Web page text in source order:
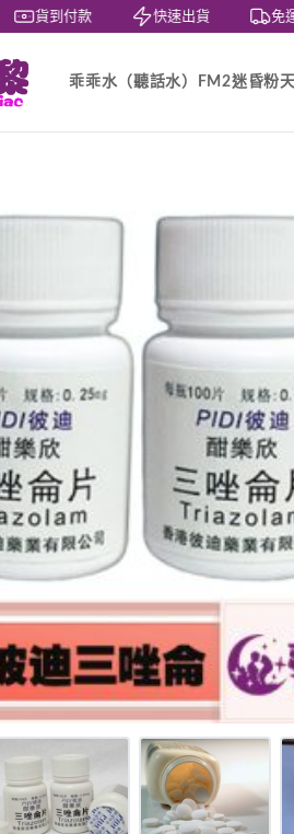
貨到付款 快速出貨 免運費
乖乖水（聽話水） FM2迷昏粉